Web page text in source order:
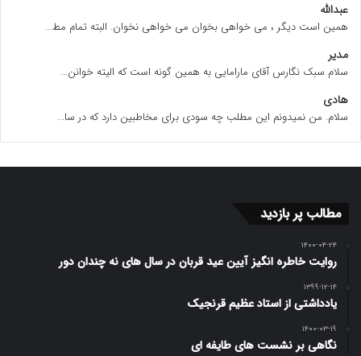
عبدالله
همین است دیگر ، می خواهی بخوان می خواهی نخوان. البته تمام مط...
مدیر
سلام سبک نگارس آقای مارامایی به همین گونه است که الیته خوانن...
هادی
سلام. من نمیدونم این مطلب چه سودی برای مخاطبین دارد که در سا...
مطالب پر بازدید
۱۴۰۰-۰۴-۲۴
روایت خاطره انگیز آیین عید قربان در سال های نه چندان دور
۱۳۹۹-۱۲-۱۴
یادداشتی از استاد عظیم قرنجیک
۱۴۰۰-۰۳-۱۹
نگاهی بر نشست های طایفه ای